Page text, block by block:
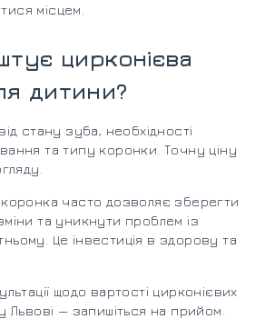
місцем.
цирконієва
дитини?
стану зуба, необхідності
та типу коронки. Точну ціну
часто дозволяє зберегти
та уникнути проблем із
Це інвестиція в здорову та
щодо вартості цирконієвих
Львові — запишіться на прийом.